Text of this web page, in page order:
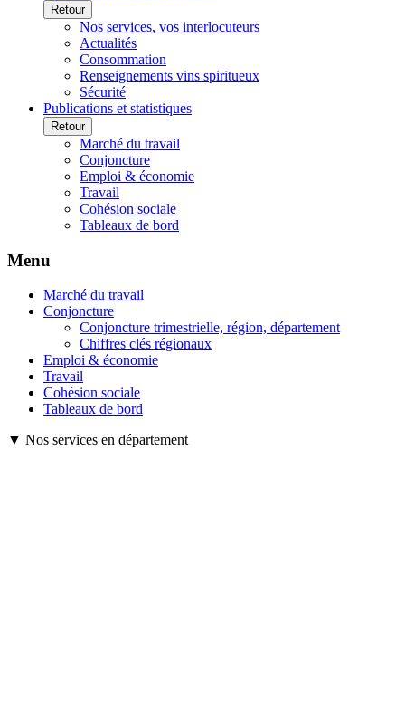
Retour
Nos services, vos interlocuteurs
Actualités
Consommation
Renseignements vins spiritueux
Sécurité
Publications et statistiques
Retour
Marché du travail
Conjoncture
Emploi & économie
Travail
Cohésion sociale
Tableaux de bord
Menu
Marché du travail
Conjoncture
Conjoncture trimestrielle, région, département
Chiffres clés régionaux
Emploi & économie
Travail
Cohésion sociale
Tableaux de bord
▼ Nos services en département